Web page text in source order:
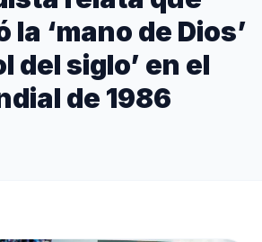
‘mano de Dios’
del siglo’ en el
de 1986